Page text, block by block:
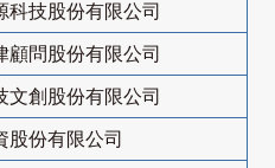
科技股份有限公司
顧問股份有限公司
文創股份有限公司
股份有限公司